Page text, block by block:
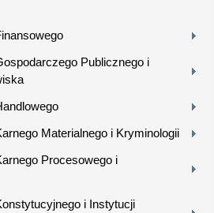
Publicznego i
Materialnego i Kryminologii
Procesowego i
i Instytucji